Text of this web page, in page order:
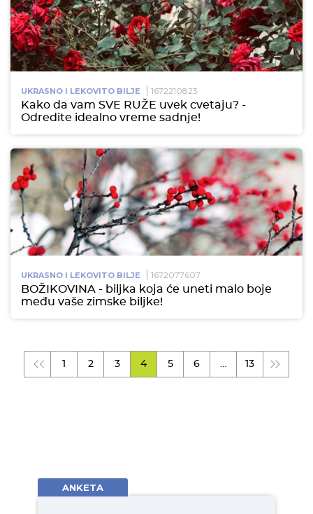
UKRASNO I LEKOVITO BILJE 1672210823
Kako da vam SVE RUŽE uvek cvetaju? -
Odredite idealno vreme sadnje!
UKRASNO I LEKOVITO BILJE 1672077607
BOŽIKOVINA - biljka koja će uneti malo boje
među vaše zimske biljke!
1 2 3 4 5 6 … 13
ANKETA